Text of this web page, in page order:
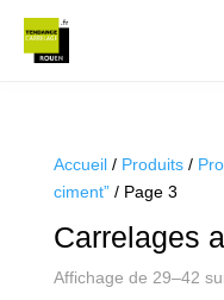
PARQUET
SANITAIRE
VENTES FLASH
Accueil/ Produits/
ciment”/ Page 3
Carrelages
Affichage de 29–42